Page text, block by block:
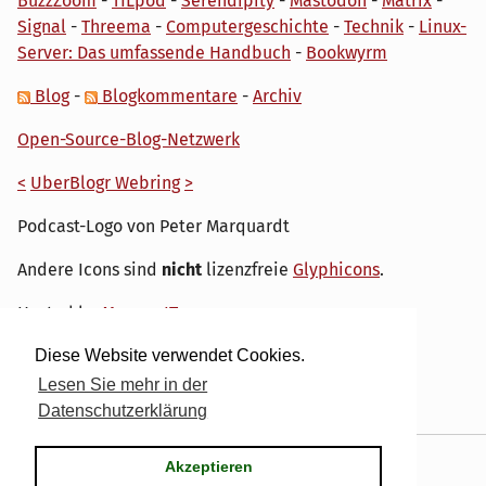
Diese Website verwendet Cookies.
Lesen Sie mehr in der
Datenschutzerklärung
Akzeptieren
Signal - Threema - Computergeschichte - Technik - Linux-
Server: Das umfassende Handbuch - Bookwyrm
Blog- Blogkommentare - Archiv
Open-Source-Blog-Netzwerk
< UberBlogr Webring >
Podcast-Logo von Peter Marquardt
Andere Icons sind nicht lizenzfreie Glyphicons.
Hosted by My own IT.
Serendipity& the dirk